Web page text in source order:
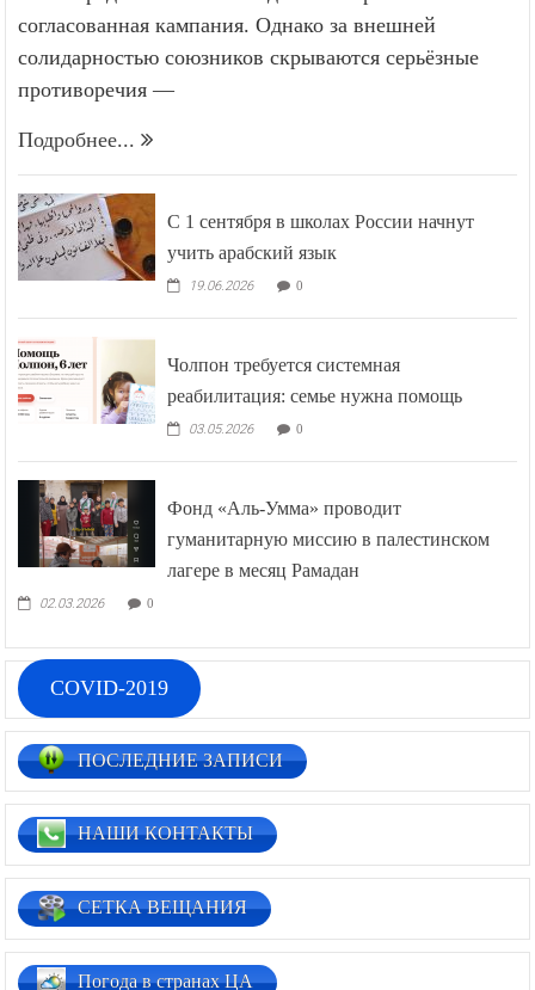
согласованная кампания. Однако за внешней
солидарностью союзников скрываются серьёзные
противоречия —
Подробнее...
С 1 сентября в школах России начнут
учить арабский язык
19.06.2026 0
Чолпон требуется системная
реабилитация: семье нужна помощь
03.05.2026 0
Фонд «Аль-Умма» проводит
гуманитарную миссию в палестинском
лагере в месяц Рамадан
02.03.2026 0
COVID-2019
ПОСЛЕДНИЕ ЗАПИСИ
НАШИ КОНТАКТЫ
СЕТКА ВЕЩАНИЯ
Погода в странах ЦА